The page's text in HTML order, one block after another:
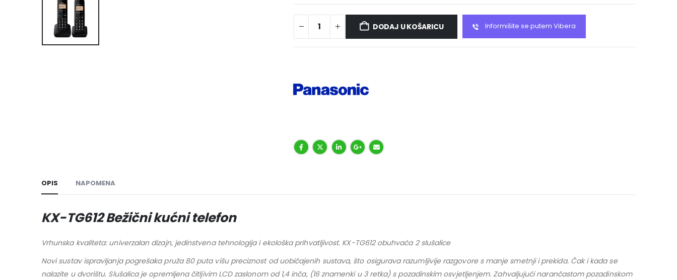
DODAJ U KOŠARICU Informišite se putem Vibera
OPIS NAPOMENA
KX-TG612 Bežični kućni telefon
Vrhunska kvaliteta: univerzalan dizajn, jedinstvena tehnologija i ekološka prihvatljivost. KX-TG612 obuhvaća 2 slušalice
Novi sustav ispravljanja pogrešaka pruža 80 puta višu preciznost od uobičajenih sustava, što osigurava razumljivije razgovore s manje smetnji i prekida. Čak i kada se
nalazite u dvorištu. Slušalica je opremljena čitljivim LCD zaslonom od 1,4 inča, (16 znamenki u 3 retka) s pozadinskim osvjetljenjem. Zahvaljujući narančastom pozadinskom